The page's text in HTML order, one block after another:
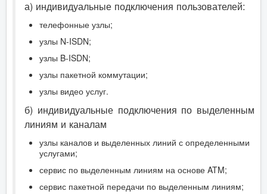
а) индивидуальные подключения пользователей:
телефонные узлы;
узлы N-ISDN;
узлы B-ISDN;
узлы пакетной коммутации;
узлы видео услуг.
б) индивидуальные подключения по выделенным
линиям и каналам
узлы каналов и выделенных линий с определенными
услугами;
сервис по выделенным линиям на основе ATM;
сервис пакетной передачи по выделенным линиям;